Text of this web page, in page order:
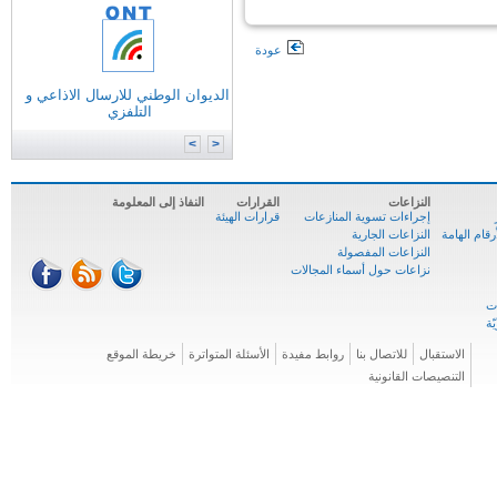
تكنولوجيات الاتصال
الديوان الوطني للارسال الاذاعي و
التلفزي
عودة
الهامة
النزاعات
إجراءات تسوية المنازعات
النزاعات الجارية
النزاعات المفصولة
نزاعات حول أسماء المجالات
القرارات
قرارات الهيئة
النفاذ إلى المعلومة
الاستقبال للاتصال بنا روابط مفيدة الأسئلة المتواترة
خريطة الموقع
التنصيصات القانونية